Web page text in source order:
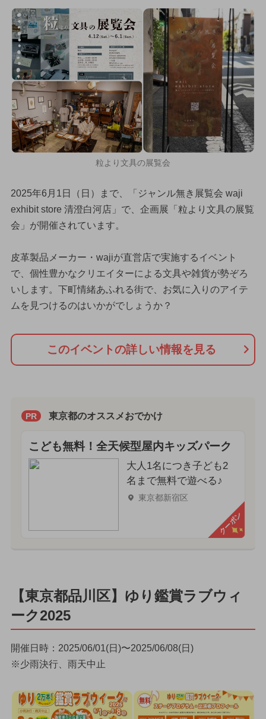
粒より文具の展覧会
2025年6月1日（日）まで、「ジャンル無き展覧会 waji
exhibit store 清澄白河店」で、企画展「粒より文具の展覧
会」が開催されています。
皮革製品メーカー・wajiが直営店で実施するイベント
で、個性豊かなクリエイターによる文具や雑貨が勢ぞろ
いします。下町情緒あふれる街で、お気に入りのアイテ
ムを見つけるのはいかがでしょうか？
このイベントの詳しい情報を見る
PR 東京都のオススメおでかけ
こども無料！全天候型屋内キッズパーク
大人1名につき子ども2
名まで無料で遊べる♪
東京都新宿区
クーポン
【東京都品川区】ゆり鑑賞ラブウィ
ーク2025
開催日時：2025/06/01(日)〜2025/06/08(日)
※少雨決行、雨天中止